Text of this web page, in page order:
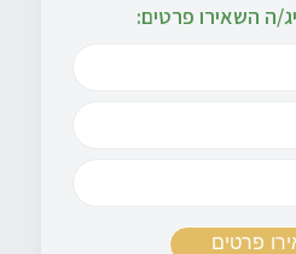
ה השאירו פרטים: